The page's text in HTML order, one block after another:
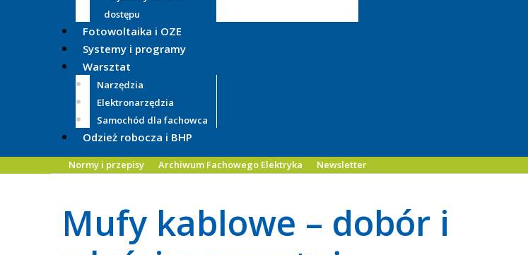
dostępu
Fotowoltaika i OZE
Systemy i programy
Warsztat
Narzędzia
Elektronarzędzia
Samochód dla fachowca
Odzież robocza i BHP
Normy i przepisy Archiwum Fachowego Elektryka Newsletter
Mufy kablowe – dobór i